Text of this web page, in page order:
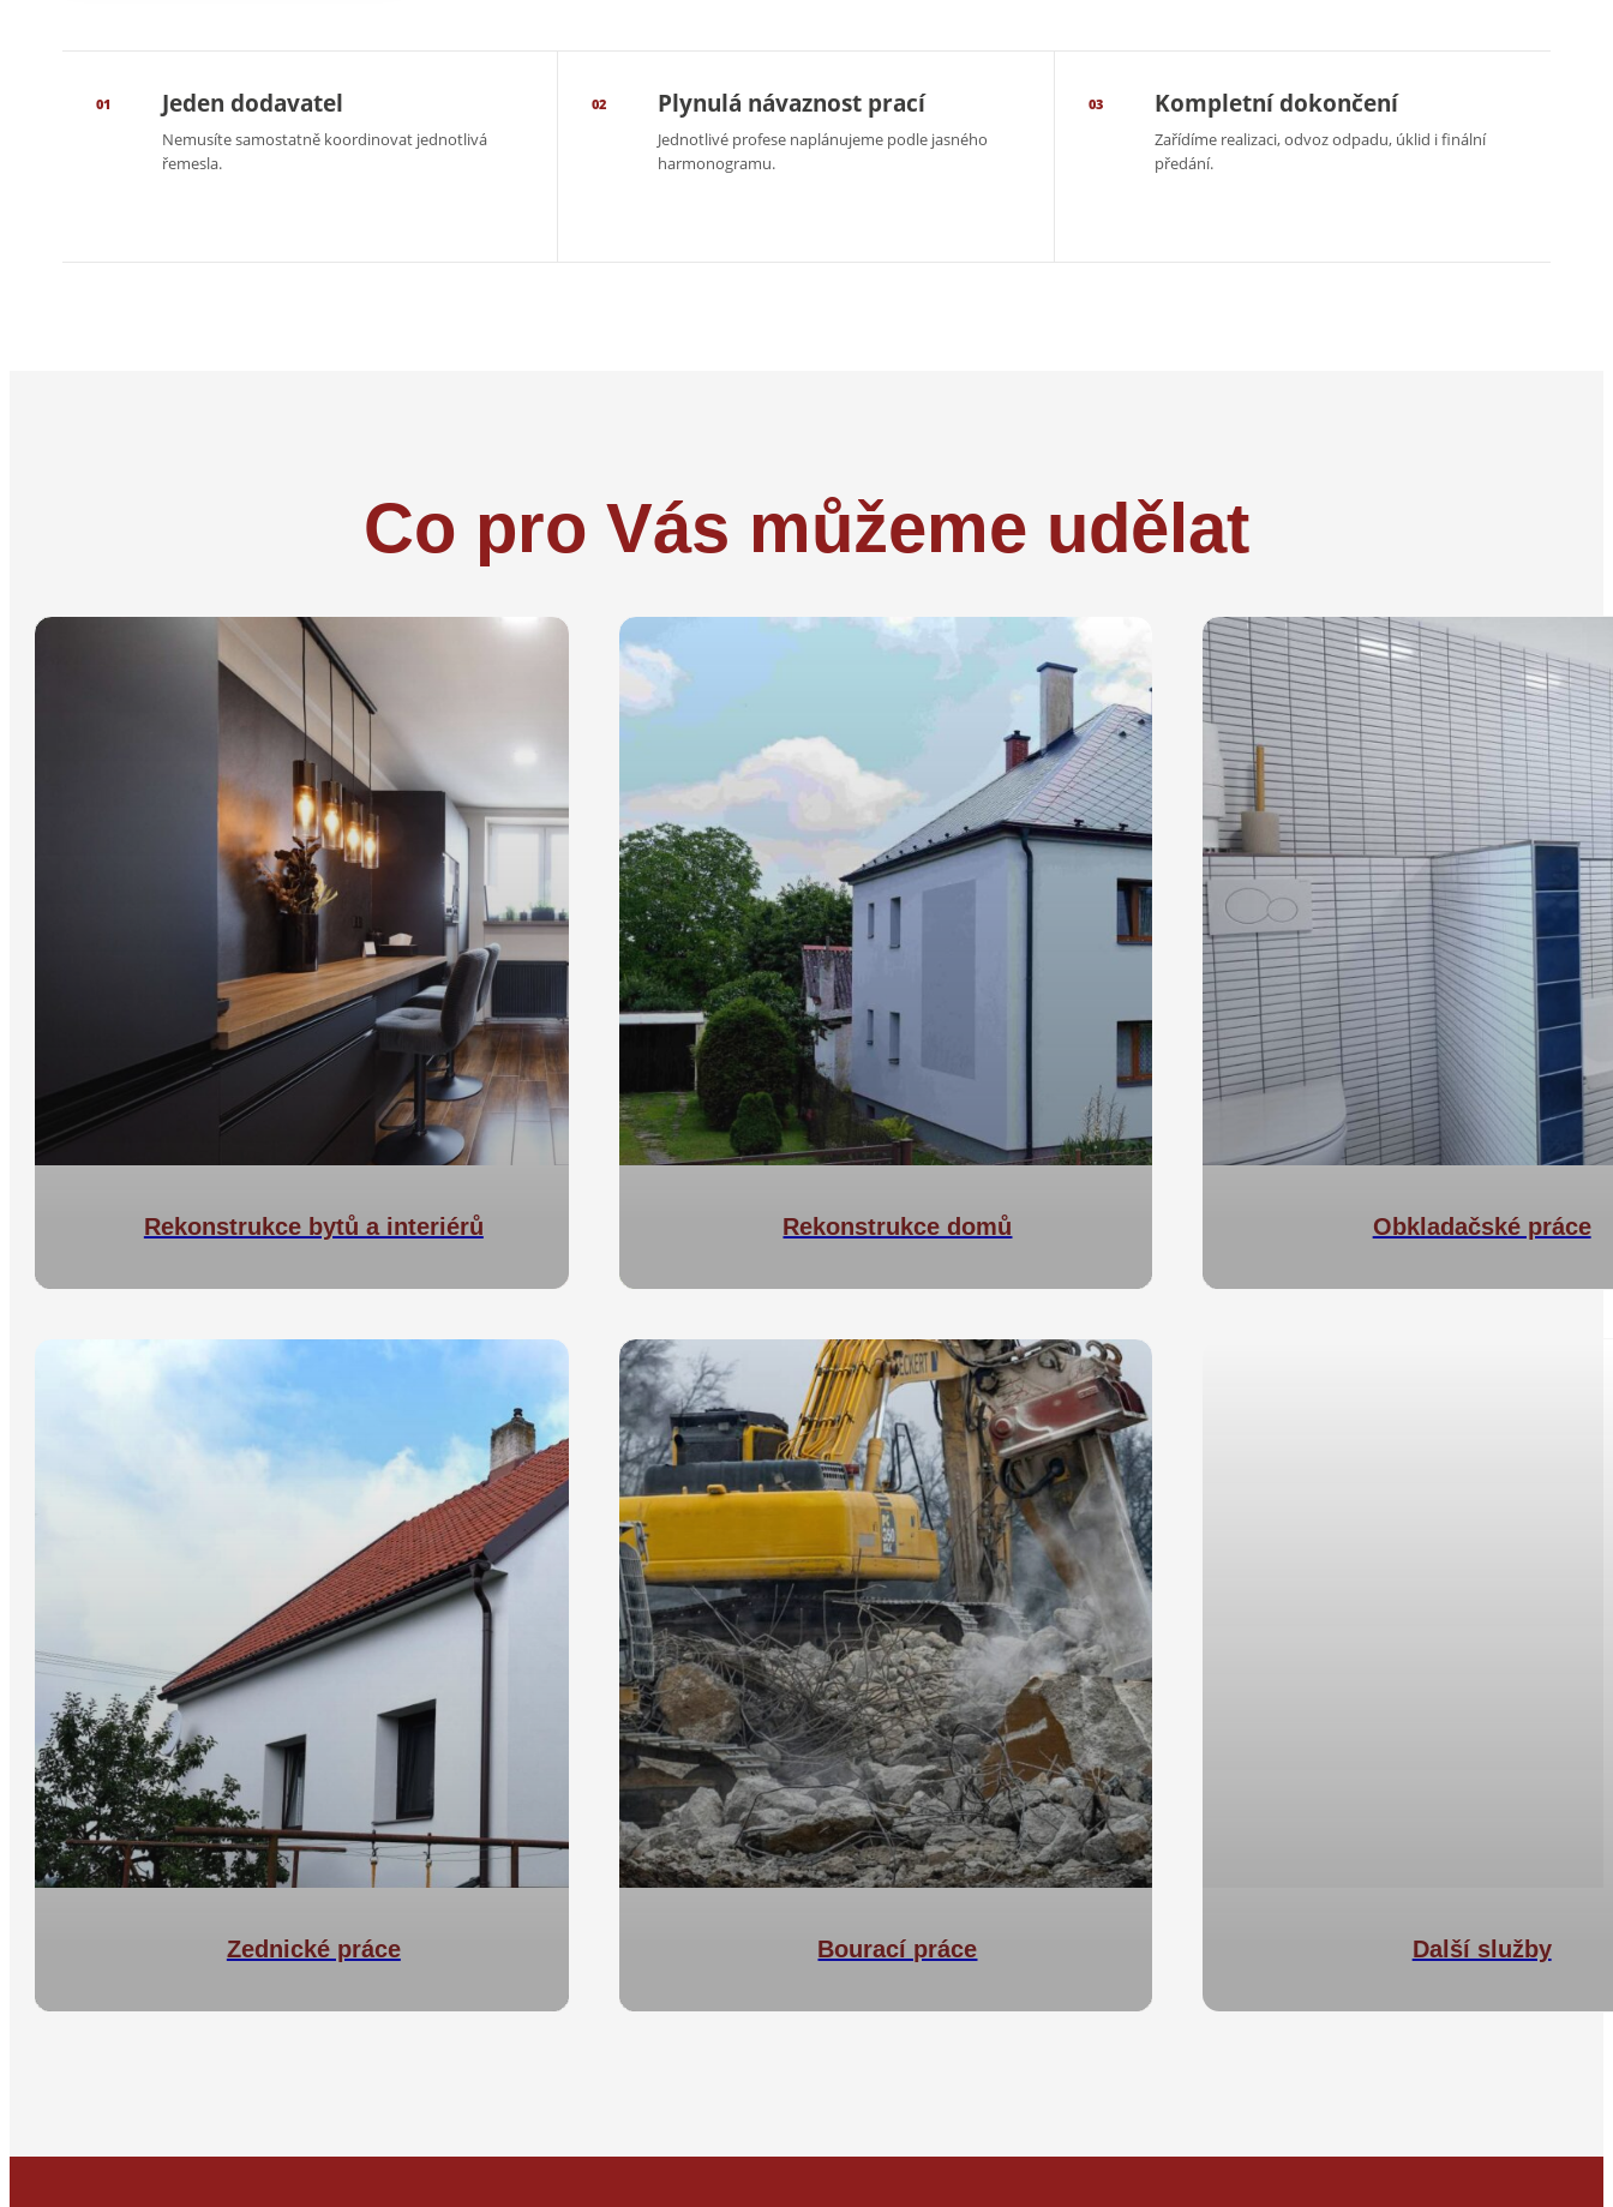
01 Jeden dodavatel
Nemusíte samostatně koordinovat jednotlivá
řemesla.
02 Plynulá návaznost prací
Jednotlivé profese naplánujeme podle jasného
harmonogramu.
03 Kompletní dokončení
Zařídíme realizaci, odvoz odpadu, úklid i finální
předání.
Co pro Vás můžeme udělat
Rekonstrukce bytů a interiérů
Rekonstrukce interiérů
přestavby
bytů a domů
kompletně na klíč
Rekonstrukce domů
Rekonstrukce bytů a domů
kompletně na klíč
Obkladačské práce
Zednické práce Bourací práce Další služby